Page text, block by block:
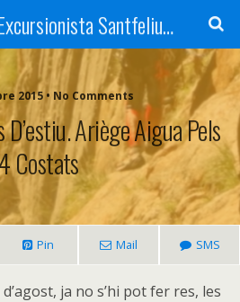
GEPS - Grup Excursionista Santfeliuenc
2015 • No Comments
Ariège Aigua Pels
Costats
Pin Mail SMS
ja no s’hi pot fer res, les